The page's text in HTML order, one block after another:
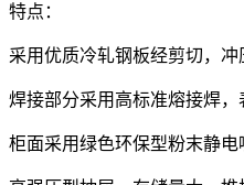
特点：
采用优质冷轧钢板经剪切，冲
焊接部分采用高标准熔接焊，
柜面采用绿色环保型粉末静电